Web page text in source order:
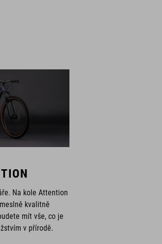
kvalitně
mít vše, co je
v přírodě.